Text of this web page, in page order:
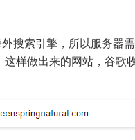
搜索引擎，所以服务器
样做出来的网站，谷歌